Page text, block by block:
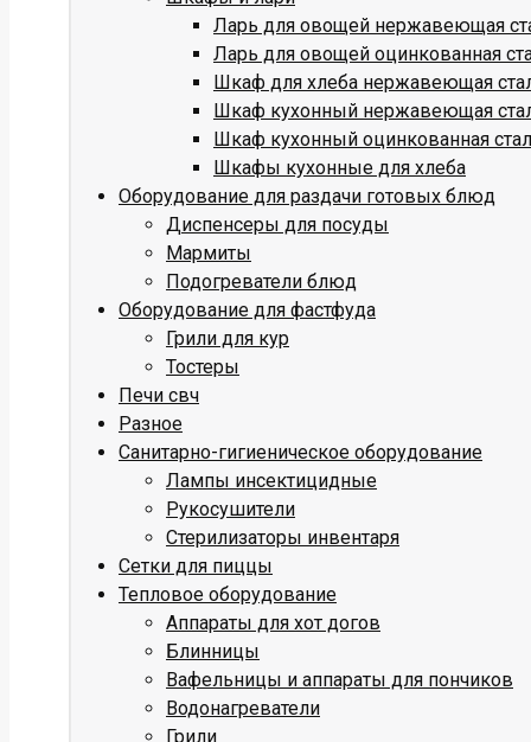
Ларь для овощей нержавеющая
Ларь для овощей оцинкованная
Шкаф для хлеба нержавеющая
Шкаф кухонный нержавеющая
Шкаф кухонный оцинкованная
Шкафы кухонные для хлеба
Оборудование для раздачи готовых блюд
Диспенсеры для посуды
Мармиты
Подогреватели блюд
Оборудование для фастфуда
Грили для кур
Тостеры
Печи свч
Разное
Санитарно-гигиеническое оборудование
Лампы инсектицидные
Рукосушители
Стерилизаторы инвентаря
Сетки для пиццы
Тепловое оборудование
Аппараты для хот догов
Блинницы
Вафельницы и аппараты для пончиков
Водонагреватели
Грили